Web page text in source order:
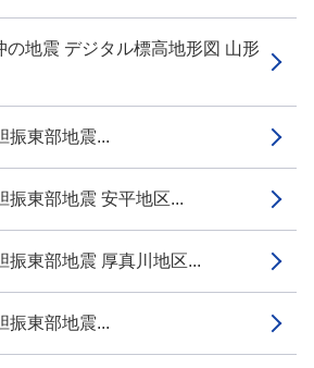
の地震 デジタル標高地形図 山形
振東部地震...
振東部地震 安平地区...
振東部地震 厚真川地区...
振東部地震...